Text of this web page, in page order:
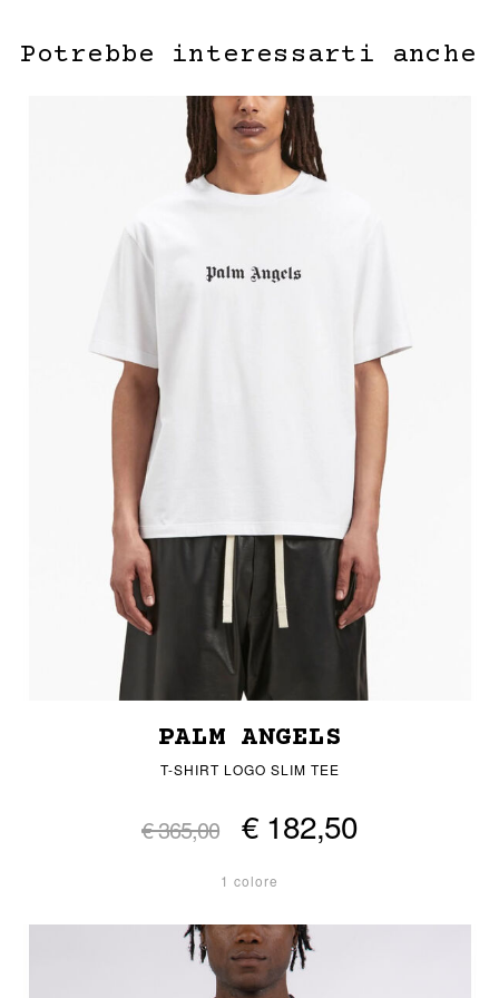
Potrebbe interessarti anche
PALM ANGELS
T-SHIRT LOGO SLIM TEE
€ 365,00 € 182,50
1 colore